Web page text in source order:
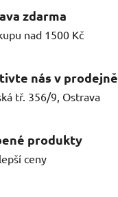
zdarma
nad 1500 Kč
nás v prodejně
tř. 356/9, Ostrava
produkty
ceny